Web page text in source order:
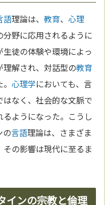
語理論は、教育、心理
分野に応用されるように
生徒の体験や環境によっ
理解され、対話型の教育
。心理学においても、言
なく、社会的な文脈で
ようになった。こうし
の言語理論は、さまざま
の影響は現代に至るま
インの宗教と倫理